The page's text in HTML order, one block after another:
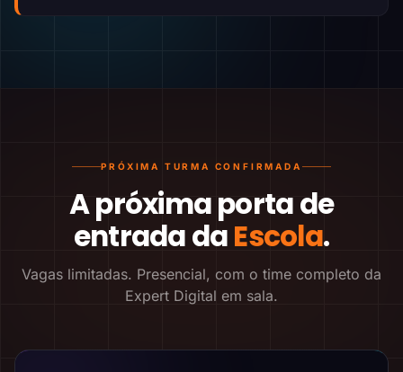
PRÓXIMA TURMA CONFIRMADA
A próxima porta de
entrada daEscola.
Vagas limitadas. Presencial, com o time completo da
Expert Digital em sala.